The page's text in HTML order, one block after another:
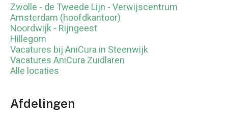
Zwolle - de Tweede Lijn - Verwijscentrum
Amsterdam (hoofdkantoor)
Noordwijk - Rijngeest
Hillegom
Vacatures bij AniCura in Steenwijk
Vacatures AniCura Zuidlaren
Alle locaties
Afdelingen